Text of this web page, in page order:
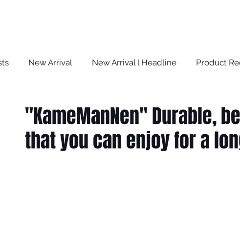
New Arrival New Arrival l Headline Product
"KameManNen" Durable,
that you can enjoy for a